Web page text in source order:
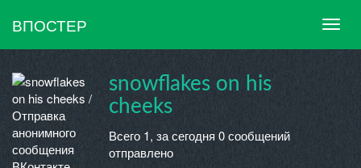
ВПОСТЕР
snowflakes on his
cheeks
Всего 1, за сегодня 0 сообщений
отправлено